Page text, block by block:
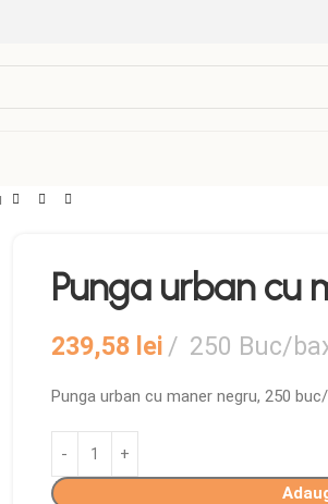
Punga urban cu
239,58 lei 250 Buc/
Punga urban cu maner negru, 250